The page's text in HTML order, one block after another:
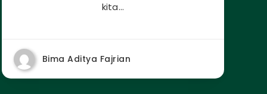
kita…
Bima Aditya Fajrian